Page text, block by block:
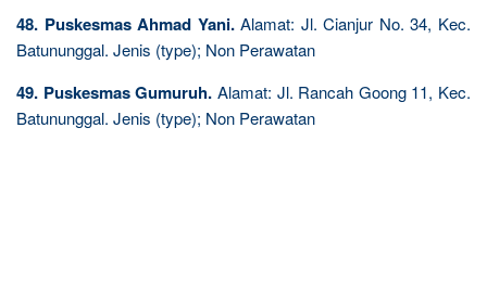
48. Puskesmas Ahmad Yani.Alamat: Jl. Cianjur No. 34, Kec.
Batununggal. Jenis (type); Non Perawatan
49. Puskesmas Gumuruh. Alamat: Jl. Rancah Goong 11, Kec.
Batununggal. Jenis (type); Non Perawatan